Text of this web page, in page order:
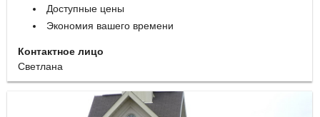
Доступные цены
Экономия вашего времени
Контактное лицо
Светлана